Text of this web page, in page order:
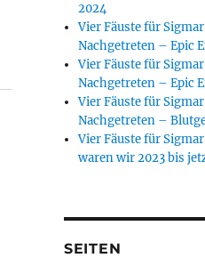
2024
Vier Fäuste für
Nachgetreten – Epic
Vier Fäuste für
Nachgetreten – Epic
Vier Fäuste für
Nachgetreten –
Vier Fäuste für
waren wir 2023 bis
SEITEN